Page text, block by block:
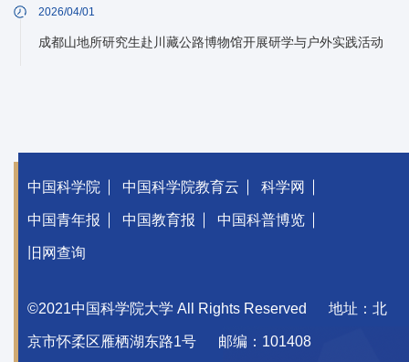
2026/04/01
成都山地所研究生赴川藏公路博物馆开展研学与户外实践活动
中国科学院 中国科学院教育云 科学网
中国青年报 中国教育报 中国科普博览
旧网查询
©2021中国科学院大学 All Rights Reserved 地址：北
京市怀柔区雁栖湖东路1号 邮编：101408